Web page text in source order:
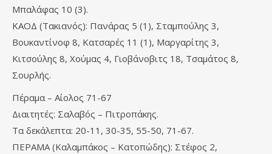
Μπαλάφας 10 (3).
ΚΑΟΔ (Τακιανός): Πανάρας 5 (1), Σταμπούλης 3,
Βουκαντίνοφ 8, Κατσαρές 11 (1), Μαργαρίτης 3,
Κιτσούλης 8, Χούμας 4, Γιοβάνοβιτς 18, Τσαμάτος 8,
Σουρλής.
Πέραμα – Αίολος 71-67
Διαιτητές: Σαλαβός – Πιτροπάκης.
Τα δεκάλεπτα: 20-11, 30-35, 55-50, 71-67.
ΠΕΡΑΜΑ (Καλαμπάκος – Κατοπώδης): Στέφος 2,